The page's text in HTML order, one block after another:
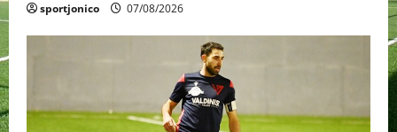
sportjonico 07/08/2026